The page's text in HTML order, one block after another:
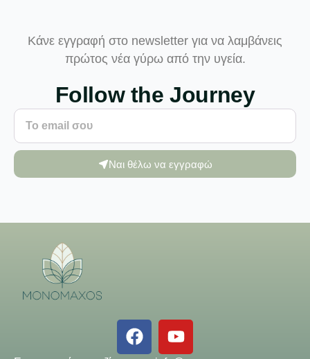
Κάνε εγγραφή στο newsletter για να λαμβάνεις
πρώτος νέα γύρω από την υγεία.
Follow the Journey
Ναι θέλω να εγγραφώ